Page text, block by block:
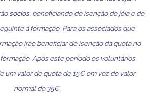
sócios, beneficiando de isenção de jóia e de
à formação. Para os associados que
irão beneficiar de isenção da quota no
Após este período os voluntários
um valor de quota de 15€ em vez do valor
normal de 35€.